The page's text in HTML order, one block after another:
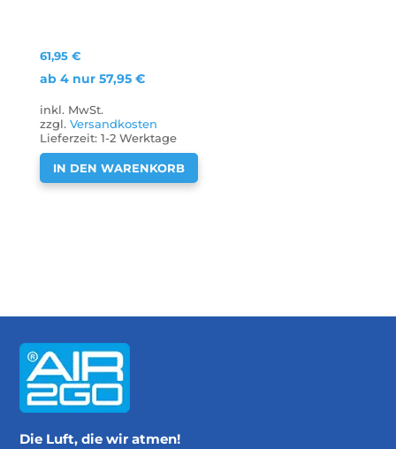
61,95€
ab 4 nur57,95€
inkl. MwSt.
zzgl.Versandkosten
Lieferzeit:1-2 Werktage
IN DEN WARENKORB
Die Luft, die wir atmen!